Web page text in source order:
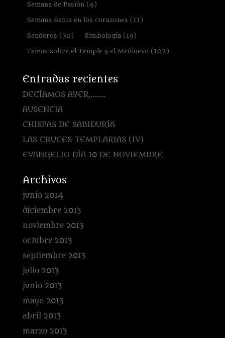
Semana de Pasión(4)
Semana Santa en los corazones (11)
Senderos (30) Simbología(19)
Temas sobre el Temple y el Medioevo (102)
Entradas recientes
DECÍAMOS AYER………
AUSENCIA
CHISPAS DE SABIDURÍA
LAS CRUCES TEMPLARIAS (IV)
EVANGELIO DÍA 10 DE NOVIEMBRE
Archivos
junio 2014
diciembre 2013
noviembre 2013
octubre 2013
septiembre 2013
julio 2013
junio 2013
mayo 2013
abril 2013
marzo 2013